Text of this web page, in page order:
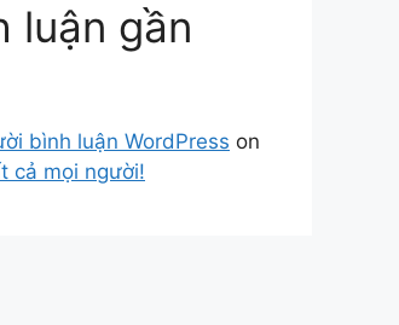
luận gần
bình luận WordPress on
cả mọi người!